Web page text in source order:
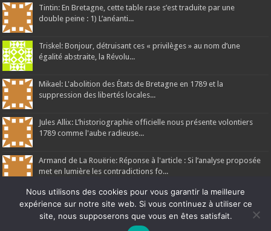
Tintin: En Bretagne, cette table rase s’est traduite par une
double peine : 1) L’anéanti...
Triskel: Bonjour, détruisant ces « privilèges » au nom d’une
égalité abstraite, la Révolu...
Mikael: L'abolition des États de Bretagne en 1789 et la
suppression des libertés locales...
Jules Allix: L’historiographie officielle nous présente volontiers
1789 comme l'aube radieuse...
Armand de La Rouërie: Réponse à l'article : Si l’analyse proposée
met en lumière les contradictions fo...
Nous utilisons des cookies pour vous garantir la meilleure
expérience sur notre site web. Si vous continuez à utiliser ce
site, nous supposerons que vous en êtes satisfait.